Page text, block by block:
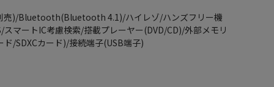
売)/Bluetooth(Bluetooth 4.1)/ハイレゾ/ハンズフリー機
スマートIC考慮検索/搭載プレーヤー(DVD/CD)/外部メモリ
/SDXCカード)/接続端子(USB端子)